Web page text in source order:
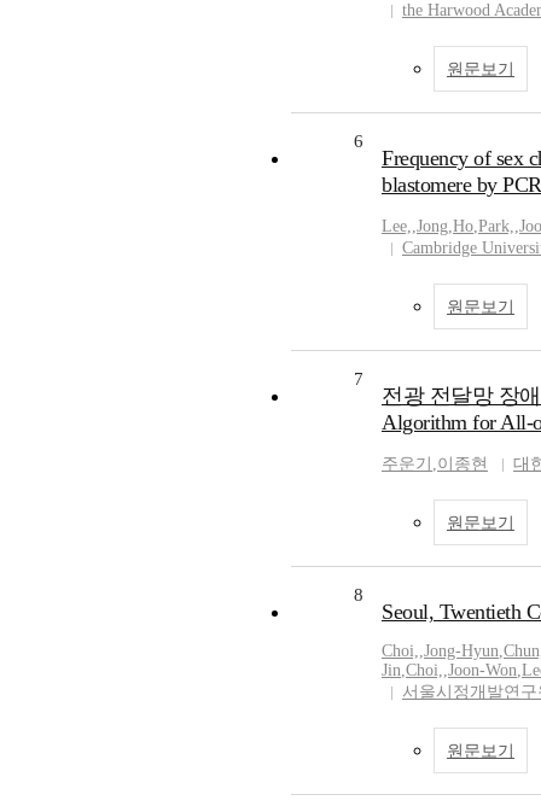
the Harwood
원문보기
6
Frequency of sex
blastomere by PCR
Lee,,Jong,Ho,Park,,
Cambridge
원문보기
7
전광 전달망 장애
Algorithm for All-
주운기 ,이종현 대
원문보기
8
Seoul, Twentieth
Choi,,Jong-Hyun,
Jin,Choi,,Joon-Won,
서울시정개발연구
원문보기